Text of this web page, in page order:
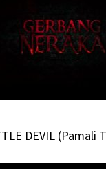
DEVIL (Pamali